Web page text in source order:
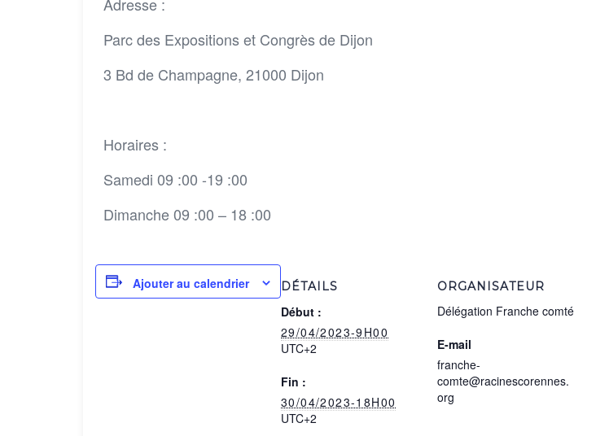
Adresse :
Parc des Expositions et Congrès de Dijon
3 Bd de Champagne, 21000 Dijon
Horaires :
Samedi 09 :00 -19 :00
Dimanche 09 :00 – 18 :00
Ajouter au calendrier DÉTAILS
Début :
29/04/2023-9H00
UTC+2
Fin :
30/04/2023-18H00
UTC+2
ORGANISATEUR
Délégation Franche comté
E-mail
franche-
comte@racinescorennes.
org